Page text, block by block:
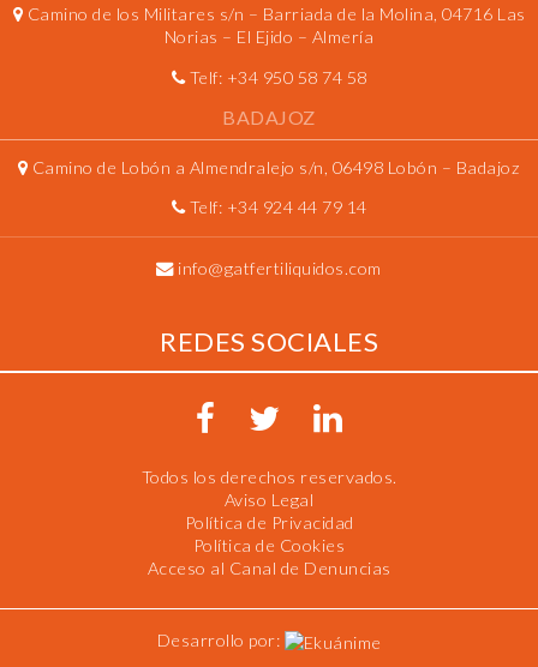
Camino de los Militares s/n – Barriada de la Molina, 04716 Las
Norias – El Ejido – Almería
Telf: +34 950 58 74 58
BADAJOZ
Camino de Lobón a Almendralejo s/n, 06498 Lobón – Badajoz
Telf: +34 924 44 79 14
info@gatfertiliquidos.com
REDES SOCIALES
Todos los derechos reservados.
Aviso Legal
Política de Privacidad
Política de Cookies
Acceso al Canal de Denuncias
Desarrollo por: